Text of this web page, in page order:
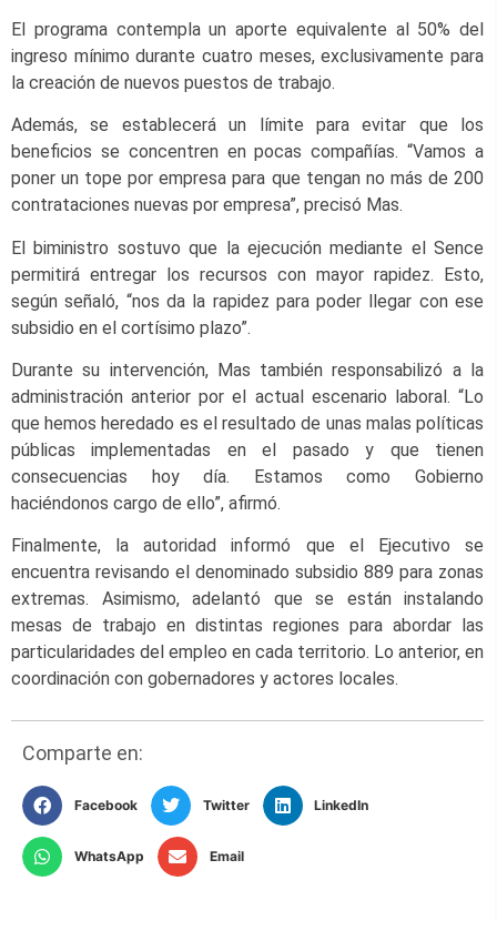
El programa contempla un aporte equivalente al 50% del
ingreso mínimo durante cuatro meses, exclusivamente para
la creación de nuevos puestos de trabajo.
Además, se establecerá un límite para evitar que los
beneficios se concentren en pocas compañías. “Vamos a
poner un tope por empresa para que tengan no más de 200
contrataciones nuevas por empresa”, precisó Mas.
El biministro sostuvo que la ejecución mediante el Sence
permitirá entregar los recursos con mayor rapidez. Esto,
según señaló, “nos da la rapidez para poder llegar con ese
subsidio en el cortísimo plazo”.
Durante su intervención, Mas también responsabilizó a la
administración anterior por el actual escenario laboral. “Lo
que hemos heredado es el resultado de unas malas políticas
públicas implementadas en el pasado y que tienen
consecuencias hoy día. Estamos como Gobierno
haciéndonos cargo de ello”, afirmó.
Finalmente, la autoridad informó que el Ejecutivo se
encuentra revisando el denominado subsidio 889 para zonas
extremas. Asimismo, adelantó que se están instalando
mesas de trabajo en distintas regiones para abordar las
particularidades del empleo en cada territorio. Lo anterior, en
coordinación con gobernadores y actores locales.
Comparte en:
Facebook Twitter LinkedIn
WhatsApp Email